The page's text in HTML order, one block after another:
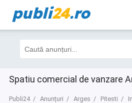
publi24.ro
Spatiu comercial de vanzare
Publi24 Anunțuri Arges Pitesti
Filtre 3 AI